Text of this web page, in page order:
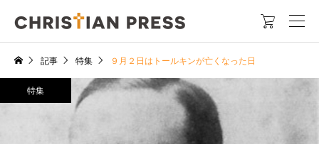

記事 特集 ９月２日はトールキンが亡くなった日
特集